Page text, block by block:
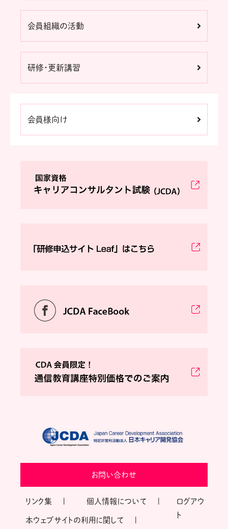
会員組織の活動
研修・更新講習
会員様向け
お問い合わせ
リンク集 個人情報について
本ウェブサイトの利用に関して
ログアウ
ト